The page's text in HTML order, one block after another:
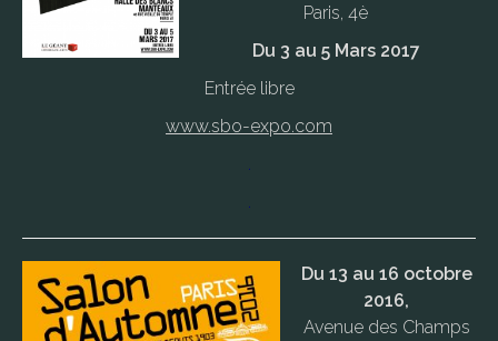
Paris, 4è
Du 3 au 5 Mars 2017
Entrée libre
www.sbo-expo.com
Du 13 au 16 octobre
2016,
Avenue des Champs